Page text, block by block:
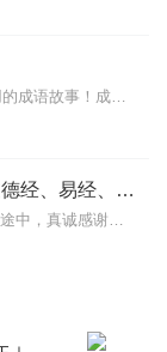
【适听年龄】4岁+好玩、好听、好用的成语故事！成语是中国传统文化的一大特色，是汉语言中的精髓。记住并能灵活运用成语是孩子们的必修课，不仅对语文知识积累有用，对他...
曾仕强讲中华文化·大合集 | 道德经、易经、三国演义中的国学
【感恩回馈】在传播智慧与美好的旅途中，真诚感谢每一位伙伴的温暖陪伴与鼎力支持！欢迎曾仕强学堂粉丝听友们入群交流，更多新鲜玩法和福利活动等你！添加微信：zengf...